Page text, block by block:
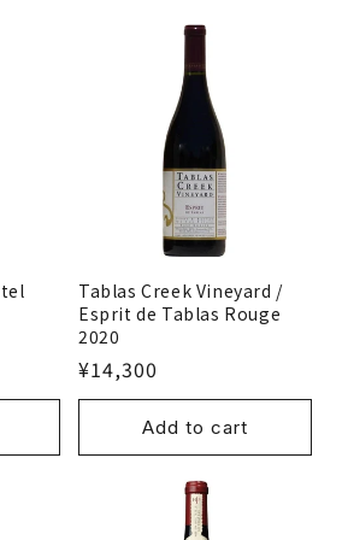
Tablas Creek Vineyard /
Esprit de Tablas Rouge
2020
¥14,300
Add to cart